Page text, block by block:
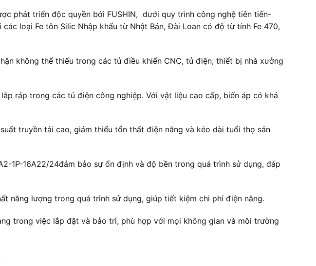
phát triển độc quyền bởi FUSHIN, dưới quy trình công nghệ tiên tiến-
các loại Fe tôn Silic Nhập khẩu từ Nhật Bản, Đài Loan có độ từ tính Fe 470,
không thể thiếu trong các tủ điều khiển CNC, tủ điện, thiết bị nhà xưởng
ráp trong các tủ điện công nghiệp. Với vật liệu cao cấp, biến áp có khả
truyền tải cao, giảm thiểu tổn thất điện năng và kéo dài tuổi thọ sản
1P-16A22/24đảm bảo sự ổn định và độ bền trong quá trình sử dụng, đáp
năng lượng trong quá trình sử dụng, giúp tiết kiệm chi phí điện năng.
trong việc lắp đặt và bảo trì, phù hợp với mọi không gian và môi trường